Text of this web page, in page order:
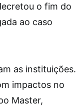
o fim do
ao caso
as instituições.
impactos no
Master,